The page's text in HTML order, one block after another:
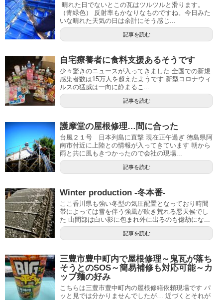
晴れた日でないとこの瓦はツルツルと滑ります。
（青緑色） 反射率もかなりなものですね。今日みた
いな晴れた天気の日は余計にそう感じ...
記事を読む
自宅療養者に食料支援あるそうです
少々驚きのニュースが入ってきました 全国での新規
感染者数は15万人を超えたようです 新型コロナウィ
ルスの猛威は一向に静まるこ...
記事を読む
護摩堂の屋根修理…間に合った
台風２１号 日本列島に直撃 現在正午過ぎ 徳島県阿
南市付近に上陸との情報が入ってきています 朝から
雨と共に風もきつかったので会社の現場...
記事を読む
Winter production -冬本番-
ここ香川県も強い冬型の気圧配置となっており時間
帯によっては雪を伴う強風が吹き荒れる悪天候でし
た 山間部は白い影に包まれ外に出るのも億劫にな...
記事を読む
三豊市豊中町内で屋根修理～鬼瓦が落ち
そうとのSOS～簡易補修も対応可能～カ
ップ麺の好み
こちらは三豊市豊中町内の屋根修繕依頼現場です パ
ッと見では分かりませんでしたが… 近づくとそれが